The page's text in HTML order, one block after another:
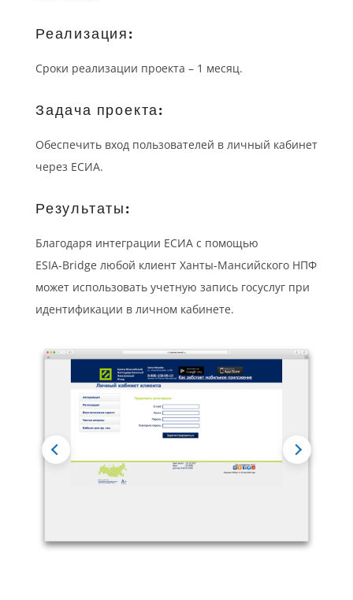
Реализация:
Сроки реализации проекта – 1 месяц.
Задача проекта:
Обеспечить вход пользователей в личный кабинет
через ЕСИА.
Результаты:
Благодаря интеграции ЕСИА с помощью
ESIA‑Bridge любой клиент Ханты-Мансийского НПФ
может использовать учетную запись госуслуг при
идентификации в личном кабинете.